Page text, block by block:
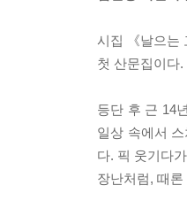
시집 《날으는
첫 산문집이다.
등단 후 근 14
일상 속에서
다. 픽 웃기다
장난처럼, 때